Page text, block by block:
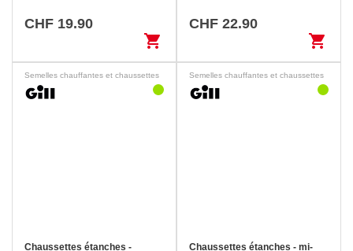
CHF 19.90
shopping_cart
CHF 22.90
shopping_cart
Semelles chauffantes et chaussettes
Chaussettes étanches -
Semelles chauffantes et chaussettes
Chaussettes étanches - mi-